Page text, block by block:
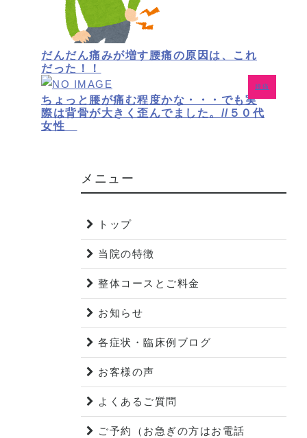
だんだん痛みが増す腰痛の原因は、これ
だった！！
腰痛
ちょっと腰が痛む程度かな・・・でも実
際は背骨が大きく歪んでました。//５０代
女性
メニュー
トップ
当院の特徴
整体コースとご料金
お知らせ
各症状・臨床例ブログ
お客様の声
よくあるご質問
ご予約（お急ぎの方はお電話